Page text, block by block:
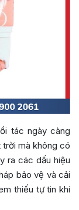
tác ngày càng
trời mà không có
ra các dấu hiệu
bảo vệ và cải
thiếu tự tin khi